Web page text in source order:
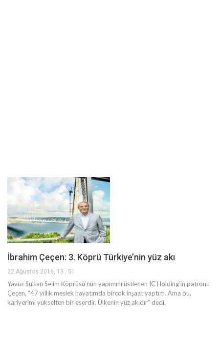
İbrahim Çeçen: 3. Köprü Türkiye’nin yüz akı
22 Ağustos 2016, 13 : 51
Yavuz Sultan Selim Köprüsü’nün yapımını üstlenen IC Holding’in patronu
Çeçen, “47 yıllık meslek hayatımda birçok inşaat yaptım. Ama bu,
kariyerimi yükselten bir eserdir. Ülkenin yüz akıdır” dedi.